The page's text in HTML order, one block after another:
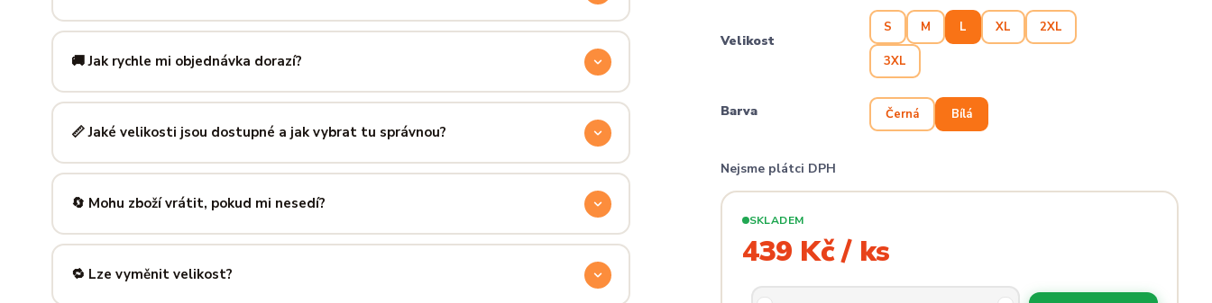
Mikiny šijeme ze směsi80 % bavlny a 20 % polyesteru— příjemně hřejivá, pevná a zároveň
prodyšná kombinace, která si dlouho drží tvar i po opakovaném praní.
🚚 Jak rychle mi objednávka dorazí?
Mimo sezónu balíme a odesíláme do 3 pracovních dní. Doručení přes PPL, GLS nebo Českou
poštu trvá obvykle 1–3 pracovní dny — zboží tak můžeš mít u sebe už za pár dní.
📏 Jaké velikosti jsou dostupné a jak vybrat tu správnou?
Nabízíme velikosti XS až 5XL, takže si vybere opravdu každý. Klikni naPrůvodce velikostmi
výše — najdeš tam přesné míry v cm a výběr velikosti bude hračka.
🔄 Mohu zboží vrátit, pokud mi nesedí?
Samozřejmě. Máš plných14 dní na vráceníbez udání důvodu. Stačí nás kontaktovat na
info@ilus.cza vše vyřídíme rychle a bez komplikací.
🔁 Lze vyměnit velikost?
Velikost
S M L XL 2XL
3XL
Barva Černá Bílá
Nejsme plátci DPH
SKLADEM
439 Kč / ks